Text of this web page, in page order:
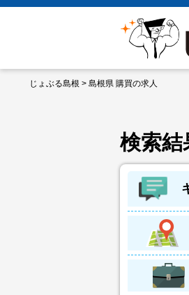
じょぶる島根 > 島根県 購買の求人
検索結